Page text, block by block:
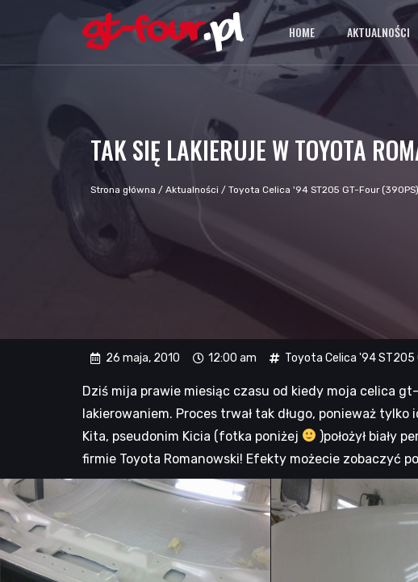
HOME AKTUALNOŚCI
TAK SIĘ LAKIERUJE W TOYOTA
Strona główna / Aktualności / Toyota Celica '94 ST205 GT-Four (390PS)
26 maja, 2010 12:00 am Toyota Celica '94 ST205
Dziś mija prawie miesiąc czasu od kiedy moja celica
lakierowaniem. Proces trwał tak długo, ponieważ
Kita, pseudonim Kicia (fotka poniżej
)położył biały
firmie Toyota Romanowski! Efekty możecie zobaczyć